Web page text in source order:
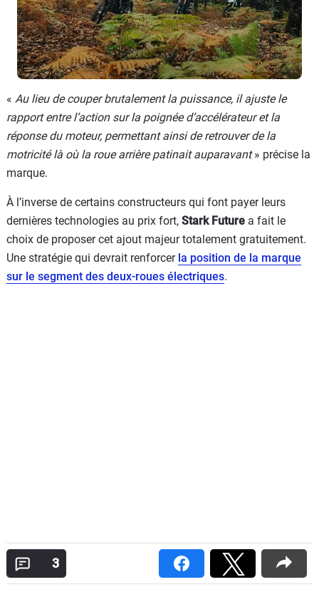
« Au lieu de couper brutalement la puissance, il ajuste le
rapport entre l’action sur la poignée d’accélérateur et la
réponse du moteur, permettant ainsi de retrouver de la
motricité là où la roue arrière patinait auparavant» précise la
marque.
À l’inverse de certains constructeurs qui font payer leurs
dernières technologies au prix fort, Stark Future a fait le
choix de proposer cet ajout majeur totalement gratuitement.
Une stratégie qui devrait renforcer la position de la marque
sur le segment des deux-roues électriques.
3